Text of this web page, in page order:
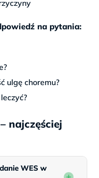
na pytania:
ulgę choremu?
najczęściej
WES w